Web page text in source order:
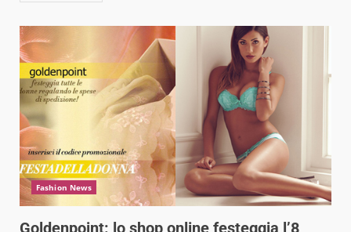
Fashion News
Goldenpoint: lo shop online festeggia l’8